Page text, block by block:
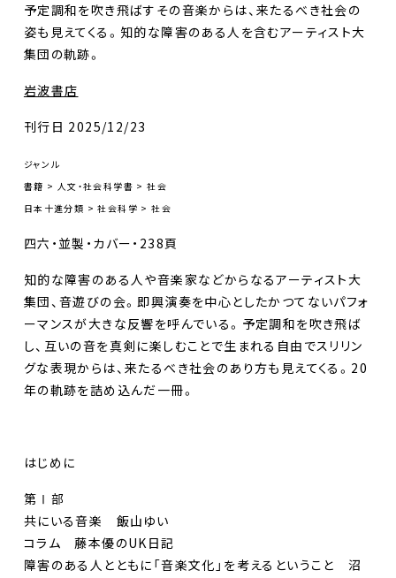
予定調和を吹き飛ばすその音楽からは、来たるべき社会の
姿も見えてくる。知的な障害のある人を含むアーティスト大
集団の軌跡。
岩波書店
刊行日 2025/12/23
ジャンル
書籍 > 人文・社会科学書 > 社会
日本十進分類 > 社会科学 > 社会
四六・並製・カバー・238頁
知的な障害のある人や音楽家などからなるアーティスト大
集団、音遊びの会。即興演奏を中心としたかつてないパフォ
ーマンスが大きな反響を呼んでいる。予定調和を吹き飛ば
し、互いの音を真剣に楽しむことで生まれる自由でスリリン
グな表現からは、来たるべき社会のあり方も見えてくる。20
年の軌跡を詰め込んだ一冊。
はじめに
第Ⅰ部
共にいる音楽 飯山ゆい
コラム 藤本優のUK日記
障害のある人とともに「音楽文化」を考えるということ 沼